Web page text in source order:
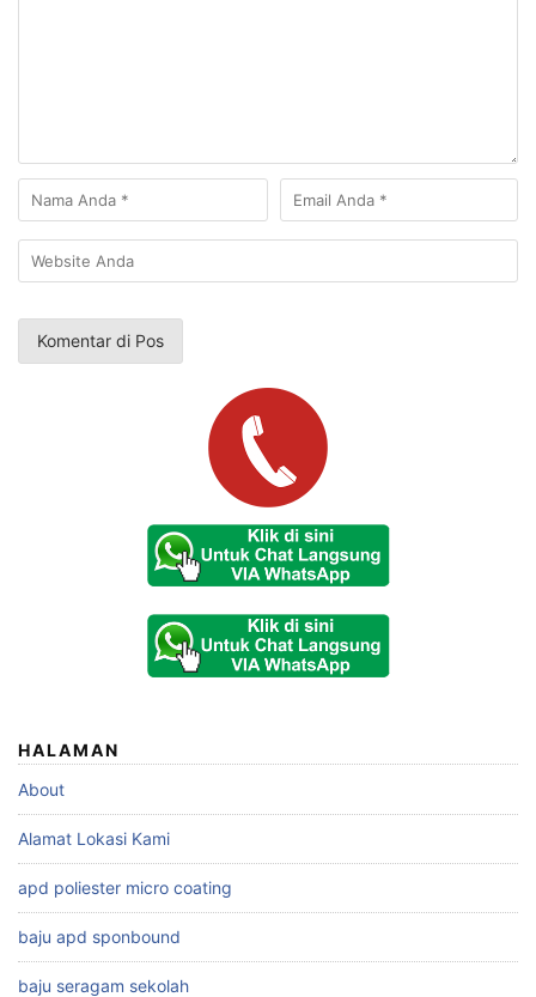
HALAMAN
About
Alamat Lokasi Kami
apd poliester micro coating
baju apd sponbound
baju seragam sekolah